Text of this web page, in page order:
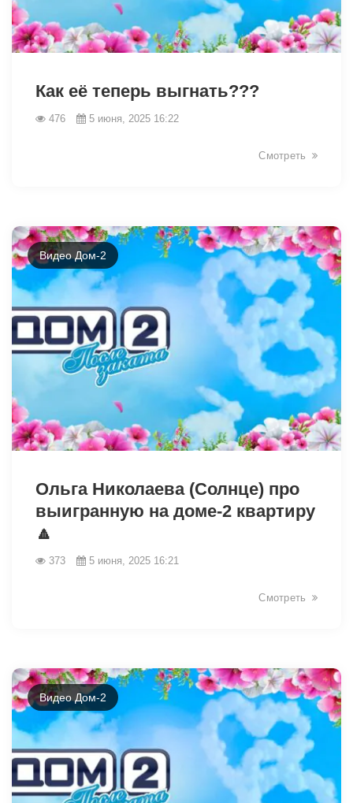
Как её теперь выгнать???
476 5 июня, 2025 16:22
Смотреть
Видео Дом-2
Ольга Николаева (Солнце) про
выигранную на доме-2 квартиру
🔼
373 5 июня, 2025 16:21
Смотреть
Видео Дом-2